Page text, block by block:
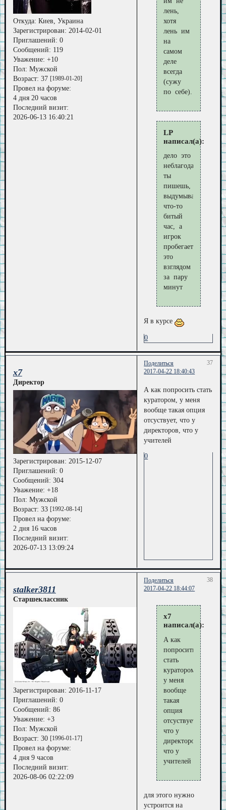
Откуда: Киев, Украина
Зарегистрирован: 2014-02-01
Приглашений: 0
Сообщений: 119
Уважение: +10
Пол: Мужской
Возраст: 37 [1989-01-20]
Провел на форуме:
4 дня 20 часов
Последний визит:
2026-06-13 16:40:21
лень,
хотя
лень им
на
самом
деле
всегда
(сужу
по себе).
LP
написал(а):
дело это
неблагодарное
ты
пишешь,
выдумываешь
что-то
битый
час, а
игрок
пробегает
это
взглядом
за пару
минут
Я в курсе
0
Поделиться
37
2017-04-22 18:40:43
x7
Директор
Зарегистрирован: 2015-12-07
Приглашений: 0
Сообщений: 304
Уважение: +18
Пол: Мужской
Возраст: 33 [1992-08-14]
Провел на форуме:
2 дня 16 часов
Последний визит:
2026-07-13 13:09:24
А как попросить стать
куратором, у меня
вообще такая опция
отсуствует, что у
директоров, что у
учителей
0
Поделиться
38
2017-04-22 18:44:07
stalker3811
Старшеклассник
Зарегистрирован: 2016-11-17
Приглашений: 0
Сообщений: 86
Уважение: +3
Пол: Мужской
Возраст: 30 [1996-01-17]
Провел на форуме:
4 дня 9 часов
Последний визит:
2026-08-06 02:22:09
x7
написал(а):
А как
попросить
стать
куратором,
у меня
вообще
такая
опция
отсуствует,
что у
директоров,
что у
учителей
для этого нужно
устроится на